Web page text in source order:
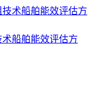
术船舶能效评估方